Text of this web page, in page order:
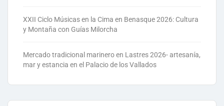
XXII Ciclo Músicas en la Cima en Benasque 2026: Cultura
y Montaña con Guías Milorcha
Mercado tradicional marinero en Lastres 2026- artesanía,
mar y estancia en el Palacio de los Vallados